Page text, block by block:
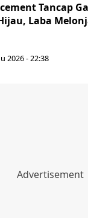
Tancap
Laba
2026 - 22:38